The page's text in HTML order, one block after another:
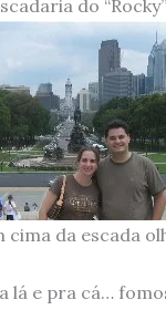
do “Rocky”
cima da escada
lá e pra cá…